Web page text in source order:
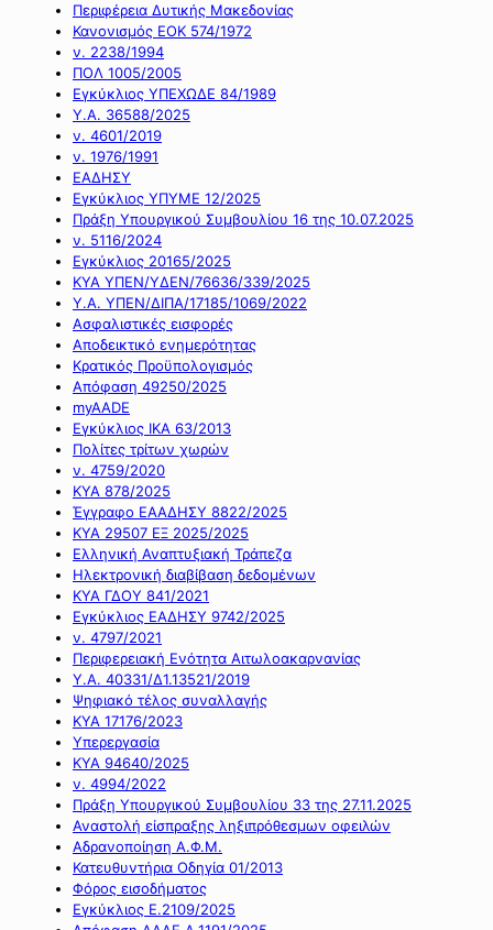
Περιφέρεια Δυτικής Μακεδονίας
Κανονισμός ΕΟΚ 574/1972
ν. 2238/1994
ΠΟΛ 1005/2005
Εγκύκλιος ΥΠΕΧΩΔΕ 84/1989
Υ.Α. 36588/2025
ν. 4601/2019
ν. 1976/1991
ΕΑΔΗΣΥ
Εγκύκλιος ΥΠΥΜΕ 12/2025
Πράξη Υπουργικού Συμβουλίου 16 της 10.07.2025
ν. 5116/2024
Εγκύκλιος 20165/2025
ΚΥΑ ΥΠΕΝ/ΥΔΕΝ/76636/339/2025
Υ.Α. ΥΠΕΝ/ΔΙΠΑ/17185/1069/2022
Ασφαλιστικές εισφορές
Αποδεικτικό ενημερότητας
Κρατικός Προϋπολογισμός
Απόφαση 49250/2025
myAADE
Εγκύκλιος ΙΚΑ 63/2013
Πολίτες τρίτων χωρών
ν. 4759/2020
ΚΥΑ 878/2025
Έγγραφο ΕΑΑΔΗΣΥ 8822/2025
ΚΥΑ 29507 ΕΞ 2025/2025
Ελληνική Αναπτυξιακή Τράπεζα
Ηλεκτρονική διαβίβαση δεδομένων
ΚΥΑ ΓΔΟΥ 841/2021
Εγκύκλιος ΕΑΔΗΣΥ 9742/2025
ν. 4797/2021
Περιφερειακή Ενότητα Αιτωλοακαρνανίας
Υ.Α. 40331/Δ1.13521/2019
Ψηφιακό τέλος συναλλαγής
ΚΥΑ 17176/2023
Υπερεργασία
ΚΥΑ 94640/2025
ν. 4994/2022
Πράξη Υπουργικού Συμβουλίου 33 της 27.11.2025
Αναστολή είσπραξης ληξιπρόθεσμων οφειλών
Αδρανοποίηση Α.Φ.Μ.
Κατευθυντήρια Οδηγία 01/2013
Φόρος εισοδήματος
Εγκύκλιος Ε.2109/2025